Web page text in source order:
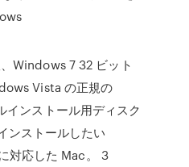
Windows 7 32 ビット
Vista の正規の
ンストール用ディスク
ンストールしたい
対応した Mac。 3